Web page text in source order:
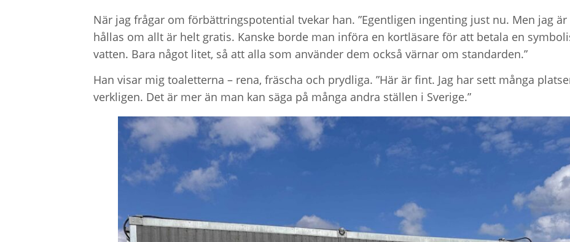
När jag frågar om förbättringspotential tvekar han. ”Egentligen ingenting just nu. Men jag
hållas om allt är helt gratis. Kanske borde man införa en kortläsare för att betala en
vatten. Bara något litet, så att alla som använder dem också värnar om standarden.”
Han visar mig toaletterna – rena, fräscha och prydliga. ”Här är fint. Jag har sett många
verkligen. Det är mer än man kan säga på många andra ställen i Sverige.”